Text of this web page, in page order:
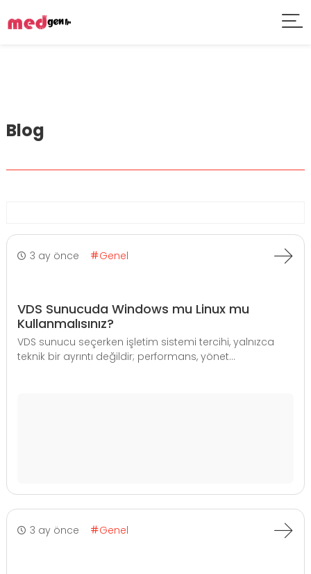
Blog
3 ay önce Genel
VDS Sunucuda Windows mu Linux mu
Kullanmalısınız?
VDS sunucu seçerken işletim sistemi tercihi, yalnızca
teknik bir ayrıntı değildir; performans, yönet...
3 ay önce Genel